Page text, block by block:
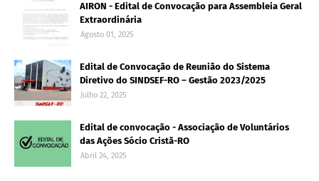
AIRON - Edital de Convocação para Assembleia Geral
Extraordinária
Agosto 01, 2025
Edital de Convocação de Reunião do Sistema
Diretivo do SINDSEF-RO – Gestão 2023/2025
Julho 22, 2025
Edital de convocação - Associação de Voluntários
das Ações Sócio Cristã-RO
Abril 24, 2025